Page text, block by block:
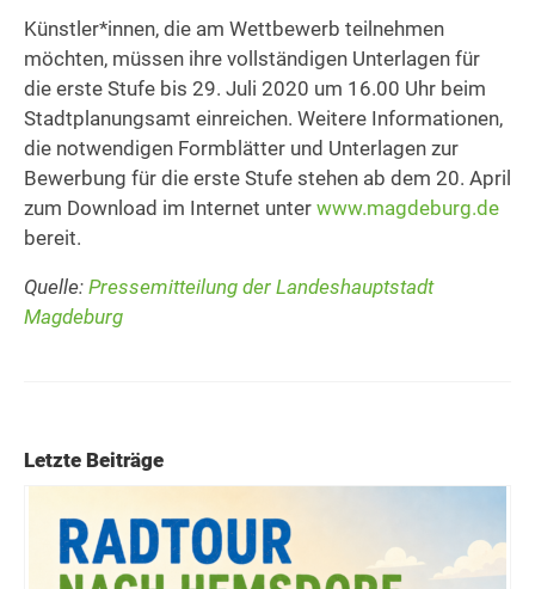
Künstler*innen, die am Wettbewerb teilnehmen
möchten, müssen ihre vollständigen Unterlagen für
die erste Stufe bis 29. Juli 2020 um 16.00 Uhr beim
Stadtplanungsamt einreichen. Weitere Informationen,
die notwendigen Formblätter und Unterlagen zur
Bewerbung für die erste Stufe stehen ab dem 20. April
zum Download im Internet unter www.magdeburg.de
bereit.
Quelle: Pressemitteilung der Landeshauptstadt
Magdeburg
Letzte Beiträge